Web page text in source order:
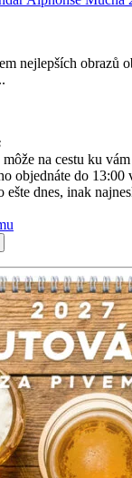
nejlepších obrazů
môže na cestu ku
objednáte do 13:00
ešte dnes, inak